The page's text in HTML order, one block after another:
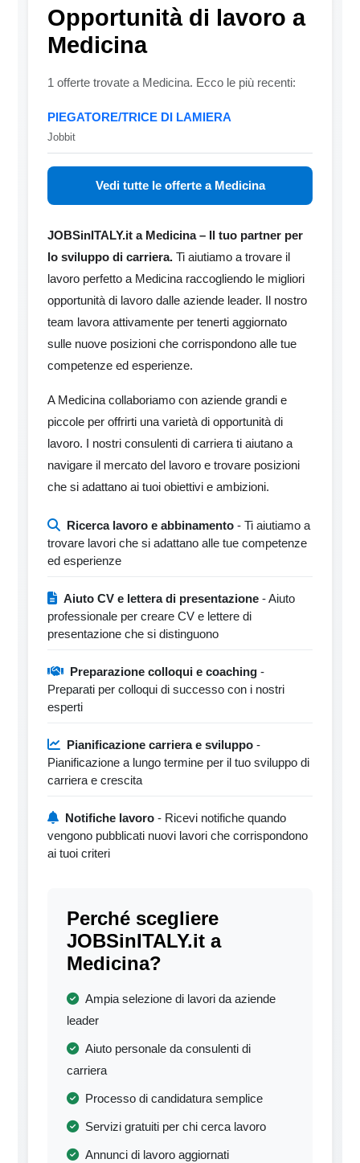
Opportunità di lavoro a
Medicina
1 offerte trovate a Medicina. Ecco le più recenti:
PIEGATORE/TRICE DI LAMIERA
Jobbit
Vedi tutte le offerte a Medicina
JOBSinITALY.it a Medicina – Il tuo partner per
lo sviluppo di carriera. Ti aiutiamo a trovare il
lavoro perfetto a Medicina raccogliendo le migliori
opportunità di lavoro dalle aziende leader. Il nostro
team lavora attivamente per tenerti aggiornato
sulle nuove posizioni che corrispondono alle tue
competenze ed esperienze.
A Medicina collaboriamo con aziende grandi e
piccole per offrirti una varietà di opportunità di
lavoro. I nostri consulenti di carriera ti aiutano a
navigare il mercato del lavoro e trovare posizioni
che si adattano ai tuoi obiettivi e ambizioni.
Ricerca lavoro e abbinamento - Ti aiutiamo a
trovare lavori che si adattano alle tue competenze
ed esperienze
Aiuto CV e lettera di presentazione - Aiuto
professionale per creare CV e lettere di
presentazione che si distinguono
Preparazione colloqui e coaching -
Preparati per colloqui di successo con i nostri
esperti
Pianificazione carriera e sviluppo -
Pianificazione a lungo termine per il tuo sviluppo di
carriera e crescita
Notifiche lavoro - Ricevi notifiche quando
vengono pubblicati nuovi lavori che corrispondono
ai tuoi criteri
Perché scegliere
JOBSinITALY.it a
Medicina?
Ampia selezione di lavori da aziende
leader
Aiuto personale da consulenti di
carriera
Processo di candidatura semplice
Servizi gratuiti per chi cerca lavoro
Annunci di lavoro aggiornati